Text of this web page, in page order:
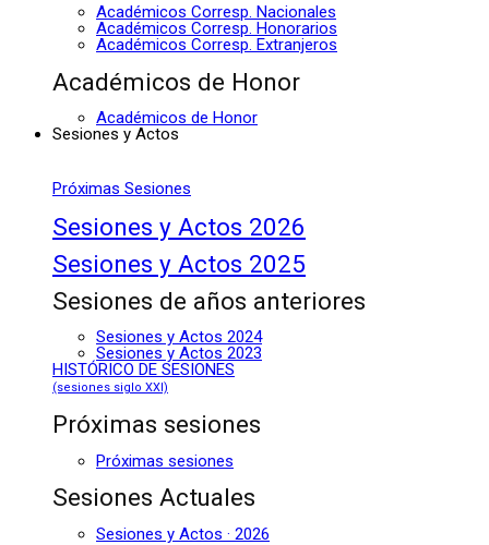
Académicos Corresp. Nacionales
Académicos Corresp. Honorarios
Académicos Corresp. Extranjeros
Académicos de Honor
Académicos de Honor
Sesiones y Actos
Próximas Sesiones
Sesiones y Actos 2026
Sesiones y Actos 2025
Sesiones de años anteriores
Sesiones y Actos 2024
Sesiones y Actos 2023
HISTÓRICO DE SESIONES
(sesiones siglo XXI)
Próximas sesiones
Próximas sesiones
Sesiones Actuales
Sesiones y Actos · 2026